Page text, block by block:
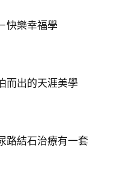
快樂幸福學
而出的天涯美學
路結石治療有一套